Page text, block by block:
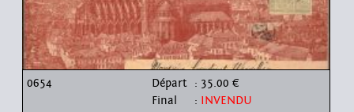
0654 Départ : 35.00 €
Final
: INVENDU